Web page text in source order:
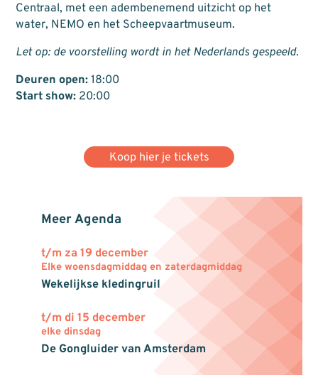
Centraal, met een adembenemend uitzicht op het
water, NEMO en het Scheepvaartmuseum.
Let op: de voorstelling wordt in het Nederlands gespeeld.
Deuren open:18:00
Start show:20:00
Koop hier je tickets
Meer Agenda
t/m za 19 december
Elke woensdagmiddag en zaterdagmiddag
Wekelijkse kledingruil
t/m di 15 december
elke dinsdag
De Gongluider van Amsterdam